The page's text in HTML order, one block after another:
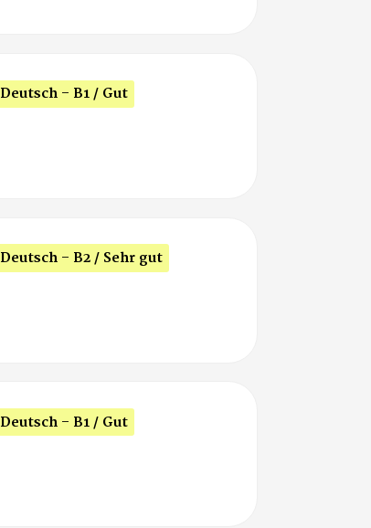
Deutsch - B1 / Gut
Deutsch - B2 / Sehr gut
Deutsch - B1 / Gut